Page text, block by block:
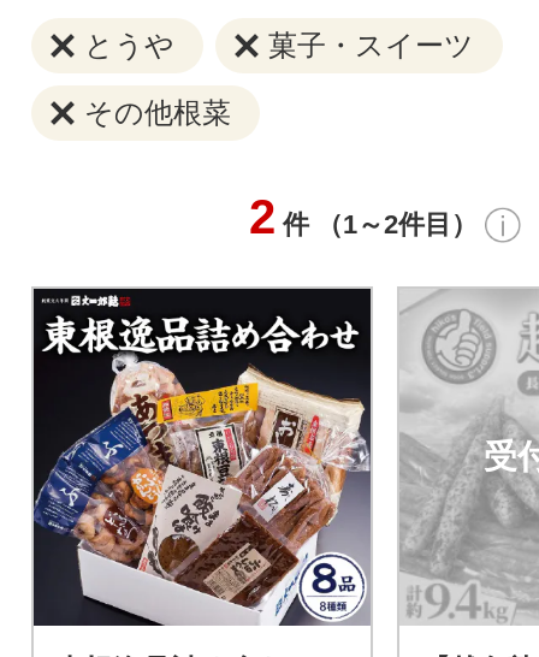
とうや 菓子・スイーツ
その他根菜
2 件 （1～2件目）
受